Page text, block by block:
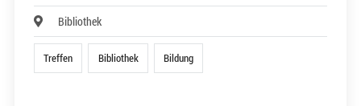
Bibliothek
Treffen Bibliothek Bildung